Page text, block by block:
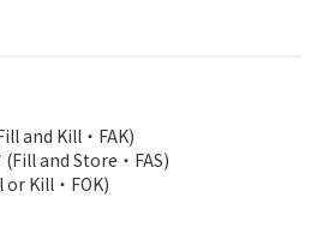
and Kill・FAK)
(Fill and Store・FAS)
or Kill・FOK)